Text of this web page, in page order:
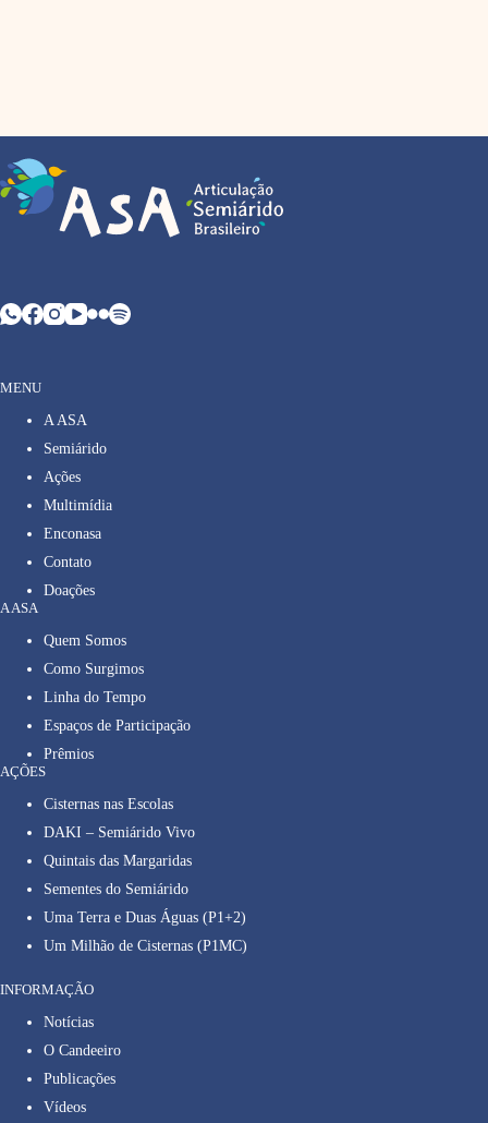
MENU
A ASA
Semiárido
Ações
Multimídia
Enconasa
Contato
Doações
A ASA
Quem Somos
Como Surgimos
Linha do Tempo
Espaços de Participação
Prêmios
AÇÕES
Cisternas nas Escolas
DAKI – Semiárido Vivo
Quintais das Margaridas
Sementes do Semiárido
Uma Terra e Duas Águas (P1+2)
Um Milhão de Cisternas (P1MC)
INFORMAÇÃO
Notícias
O Candeeiro
Publicações
Vídeos